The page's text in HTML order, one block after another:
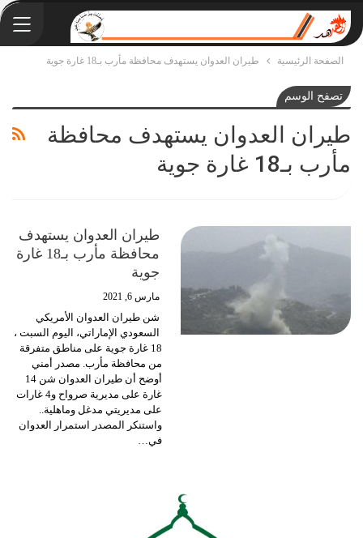
الصفحة الرئيسية طيران العدوان يستهدف محافظة مأرب بـ18 غارة جوية
تصفح الوسم
طيران العدوان يستهدف محافظة
مأرب بـ18 غارة جوية
طيران العدوان يستهدف
محافظة مأرب بـ18 غارة
جوية
مارس 6, 2021
شن طيران العدوان الأمريكي
السعودي الإماراتي، اليوم السبت ،
18 غارة جوية على مناطق متفرقة
من محافظة مأرب. مصدر أمني
أوضح أن طيران العدوان شن 14
غارة على مديرية صرواح و4 غارات
على مديريتي مدغل وماهلية..
واستنكر المصدر استمرار العدوان
في…